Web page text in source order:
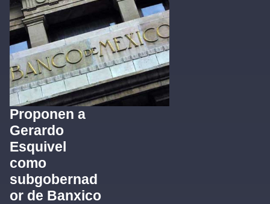
Proponen a
Gerardo
Esquivel
como
subgobernad
or de Banxico